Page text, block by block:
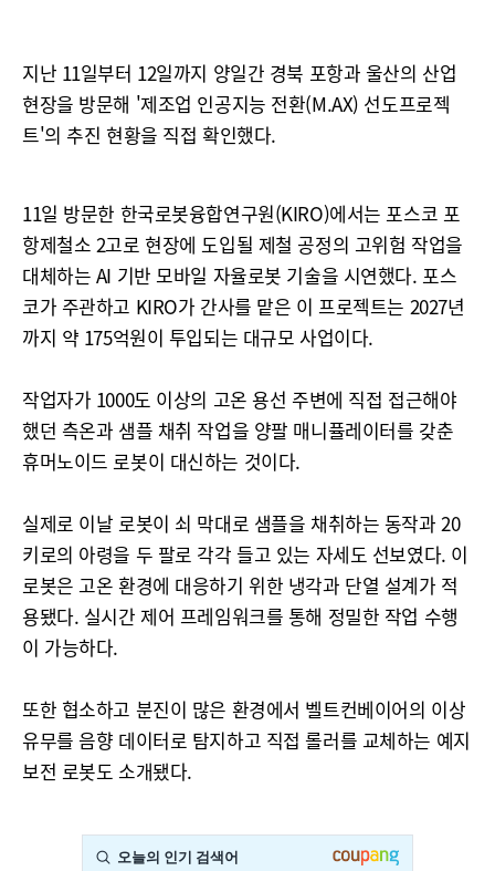
지난 11일부터 12일까지 양일간 경북 포항과 울산의 산업
현장을 방문해 '제조업 인공지능 전환(M.AX) 선도프로젝
트'의 추진 현황을 직접 확인했다.
11일 방문한 한국로봇융합연구원(KIRO)에서는 포스코 포
항제철소 2고로 현장에 도입될 제철 공정의 고위험 작업을
대체하는 AI 기반 모바일 자율로봇 기술을 시연했다. 포스
코가 주관하고 KIRO가 간사를 맡은 이 프로젝트는 2027년
까지 약 175억원이 투입되는 대규모 사업이다.
작업자가 1000도 이상의 고온 용선 주변에 직접 접근해야
했던 측온과 샘플 채취 작업을 양팔 매니퓰레이터를 갖춘
휴머노이드 로봇이 대신하는 것이다.
실제로 이날 로봇이 쇠 막대로 샘플을 채취하는 동작과 20
키로의 아령을 두 팔로 각각 들고 있는 자세도 선보였다. 이
로봇은 고온 환경에 대응하기 위한 냉각과 단열 설계가 적
용됐다. 실시간 제어 프레임워크를 통해 정밀한 작업 수행
이 가능하다.
또한 협소하고 분진이 많은 환경에서 벨트컨베이어의 이상
유무를 음향 데이터로 탐지하고 직접 롤러를 교체하는 예지
보전 로봇도 소개됐다.